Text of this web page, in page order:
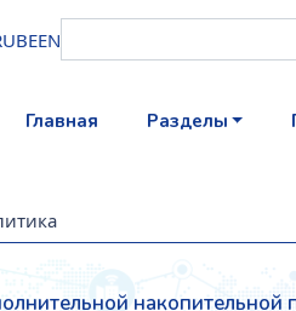
BEEN
Главная Разделы
накопительной